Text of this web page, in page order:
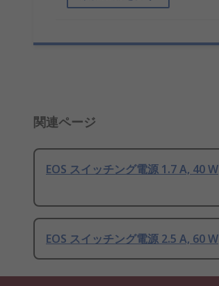
関連ページ
EOS スイッチング電源 1.7 A, 40 W
EOS スイッチング電源 2.5 A, 60 W